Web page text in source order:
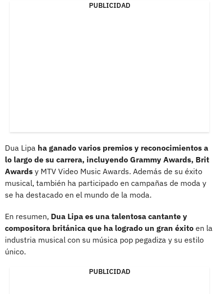
PUBLICIDAD
Dua Lipa ha ganado varios premios y reconocimientos a
lo largo de su carrera, incluyendo Grammy Awards, Brit
Awards y MTV Video Music Awards. Además de su éxito
musical, también ha participado en campañas de moda y
se ha destacado en el mundo de la moda.
En resumen, Dua Lipa es una talentosa cantante y
compositora británica que ha logrado un gran éxito en la
industria musical con su música pop pegadiza y su estilo
único.
PUBLICIDAD